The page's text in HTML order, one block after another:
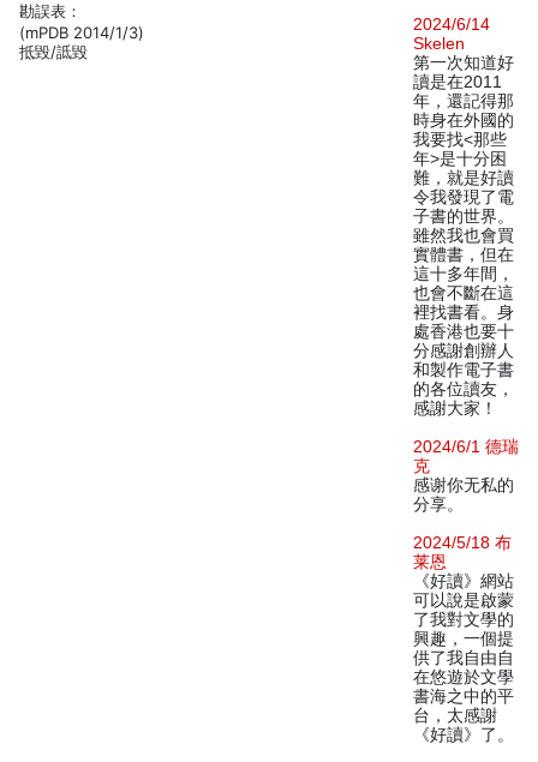
勘誤表：
(mPDB 2014/1/3)
抵毀/詆毀
2024/6/14
Skelen
第一次知道好
讀是在2011
年，還記得那
時身在外國的
我要找<那些
年>是十分困
難，就是好讀
令我發現了電
子書的世界。
雖然我也會買
實體書，但在
這十多年間，
也會不斷在這
裡找書看。身
處香港也要十
分感謝創辦人
和製作電子書
的各位讀友，
感謝大家！
2024/6/1 德瑞
克
感谢你无私的
分享。
2024/5/18 布
莱恩
《好讀》網站
可以說是啟蒙
了我對文學的
興趣，一個提
供了我自由自
在悠遊於文學
書海之中的平
台，太感謝
《好讀》了。